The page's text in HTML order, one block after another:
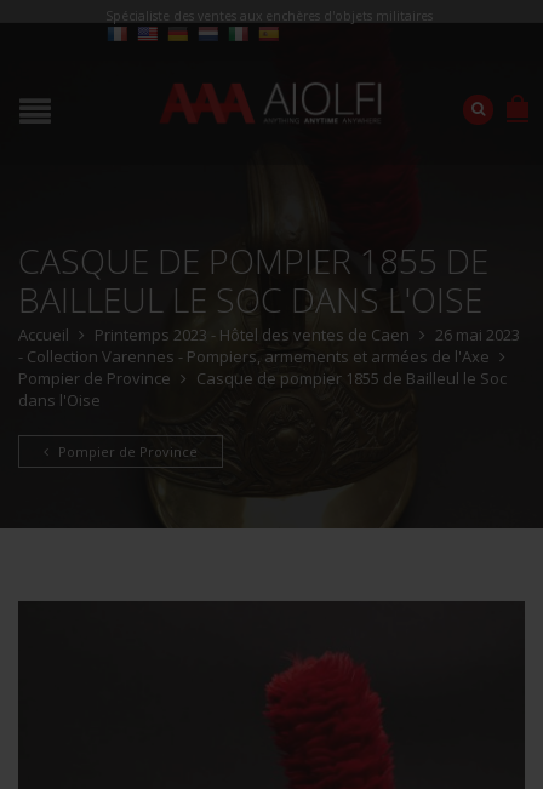
Spécialiste des ventes aux enchères d'objets militaires
CASQUE DE POMPIER 1855 DE
BAILLEUL LE SOC DANS L'OISE
Accueil Printemps 2023 - Hôtel des ventes de Caen
26 mai 2023
- Collection Varennes - Pompiers, armements et armées de l'Axe
Pompier de Province
Casque de pompier 1855 de Bailleul le Soc
dans l'Oise
Pompier de Province